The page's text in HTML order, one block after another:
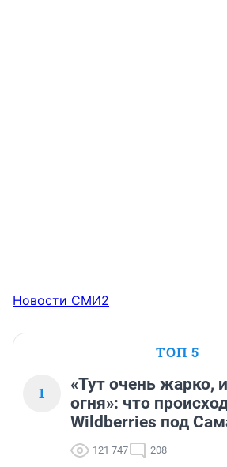
Новости СМИ2
ТОП 5
1
«Тут очень жарко,
огня»: что
Wildberries под
121 747 208